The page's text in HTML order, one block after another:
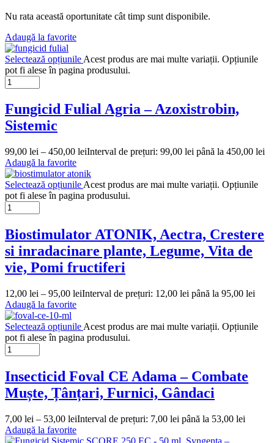
Nu rata această oportunitate cât timp sunt disponibile.
Adaugă la favorite
Selectează opțiunile Acest produs are mai multe variații. Opțiunile
pot fi alese în pagina produsului.
Fungicid Fulial Agria – Azoxistrobin,
Sistemic
99,00 lei – 450,00 leiInterval de prețuri: 99,00 lei până la 450,00 lei
Adaugă la favorite
Selectează opțiunile Acest produs are mai multe variații. Opțiunile
pot fi alese în pagina produsului.
Biostimulator ATONIK, Aectra, Crestere
si inradacinare plante, Legume, Vita de
vie, Pomi fructiferi
12,00 lei – 95,00 leiInterval de prețuri: 12,00 lei până la 95,00 lei
Adaugă la favorite
Selectează opțiunile Acest produs are mai multe variații. Opțiunile
pot fi alese în pagina produsului.
Insecticid Foval CE Adama – Combate
Muște, Țânțari, Furnici, Gândaci
7,00 lei – 53,00 leiInterval de prețuri: 7,00 lei până la 53,00 lei
Adaugă la favorite